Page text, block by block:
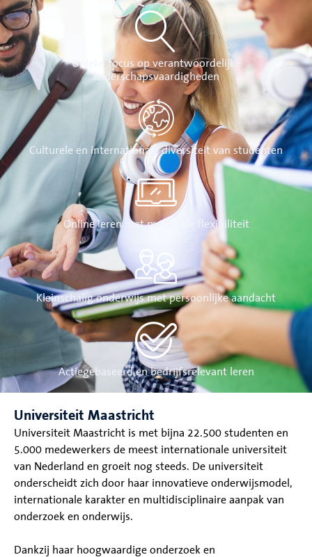
Unieke focus op verantwoordelijke
leiderschapsvaardigheden
Culturele en internationale diversiteit van studenten
Online leren met maximale flexibiliteit
Kleinschalig onderwijs met persoonlijke aandacht
Actiegebaseerd en bedrijfsrelevant leren
Universiteit Maastricht
Universiteit Maastricht is met bijna 22.500 studenten en
5.000 medewerkers de meest internationale universiteit
van Nederland en groeit nog steeds. De universiteit
onderscheidt zich door haar innovatieve onderwijsmodel,
internationale karakter en multidisciplinaire aanpak van
onderzoek en onderwijs.
Dankzij haar hoogwaardige onderzoek en